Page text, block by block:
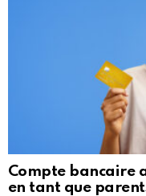
Compte bancaire
en tant que